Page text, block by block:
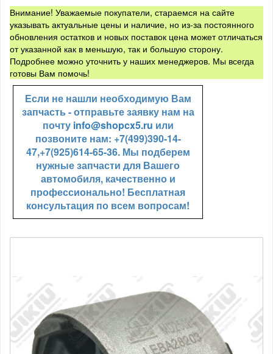
Внимание! Уважаемые покупатели, стараемся на сайте
указывать актуальные цены и наличие, но из-за постоянного
обновления остатков и новых поставок цена может отличаться
от указанной как в меньшую, так и большую сторону.
Подробнее можно уточнить у наших менеджеров. Мы всегда
готовы Вам помочь!
Если не нашли необходимую Вам
запчасть - отправьте заявку нам на
почту info@shopcx5.ru или
позвоните нам: +7(499)390-14-
47,+7(925)614-65-36. Мы подберем
нужные запчасти для Вашего
автомобиля, качественно и
профессионально! Бесплатная
консультация по всем вопросам!